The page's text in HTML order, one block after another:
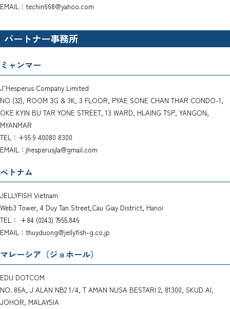
EMAIL：techin668@yahoo.com
パートナー事務所
ミャンマー
J’Hesperus Company Limited
NO (32), ROOM 3G & 3K, 3 FLOOR, PYAE SONE CHAN THAR CONDO-1,
OKE KYIN BU TAR YONE STREET, 13 WARD, HLAING TSP, YANGON,
MYANMAR
TEL：+95 9 40080 8300
EMAIL：jhesperusjla@gmail.com
ベトナム
JELLYFISH Vietnam
Web3 Tower, 4 Duy Tan Street,Cau Giay District, Hanoi
TEL： +84 (0243) 7955.846
EMAIL：thuyduong@jellyfish-g.co.jp
マレーシア（ジョホール）
EDU DOTCOM
NO. 86A, J ALAN NB2 1/4, T AMAN NUSA BESTARI 2, 81300, SKUD AI,
JOHOR, MALAYSIA